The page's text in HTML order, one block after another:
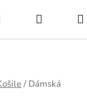
NÁKUPNÍ
KOŠÍK
/ Dámská